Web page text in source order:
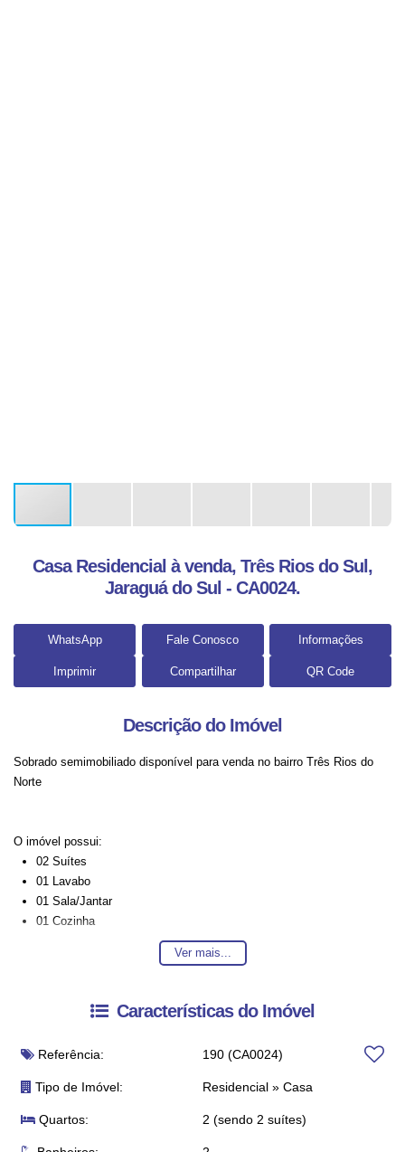
Casa Residencial à venda, Três Rios do Sul,
Jaraguá do Sul - CA0024.
WhatsApp Fale Conosco Informações
Imprimir Compartilhar QR Code
Descrição do Imóvel
Sobrado semimobiliado disponível para venda no bairro Três Rios do
Norte
O imóvel possui:
02 Suítes
01 Lavabo
01 Sala/Jantar
01 Cozinha
lhe atender. 😀
aviso prévio.
Ver mais...
Características do Imóvel
Referência: 190 (CA0024)
Tipo de Imóvel: Residencial » Casa
Quartos: 2 (sendo 2 suítes)